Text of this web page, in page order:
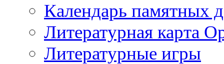
Календарь памятных
Литературная карта
Литературные игры